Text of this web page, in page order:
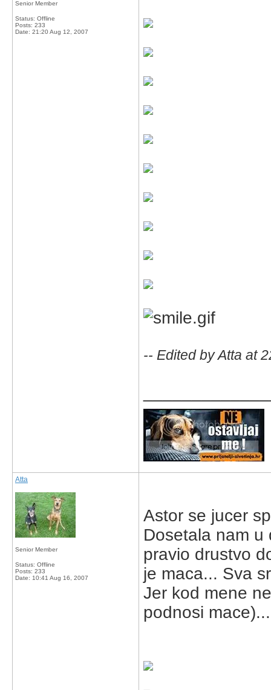
Senior Member
Status: Offline
Posts: 233
Date: 21:20 Aug 12, 2007
-- Edited by Atta at
Atta
Senior Member
Status: Offline
Posts: 233
Date: 10:41 Aug 16, 2007
Astor se jucer
Dosetala nam u
pravio drustvo
je maca... Sva
Jer kod mene
podnosi mace)...